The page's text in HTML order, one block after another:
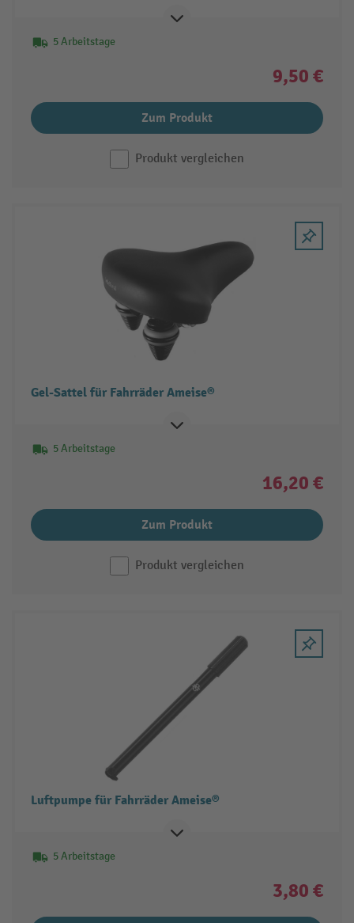
5 Arbeitstage
9,50 €
Zum Produkt
Produkt vergleichen
Gel-Sattel für Fahrräder Ameise®
5 Arbeitstage
16,20 €
Zum Produkt
Produkt vergleichen
Luftpumpe für Fahrräder Ameise®
5 Arbeitstage
3,80 €